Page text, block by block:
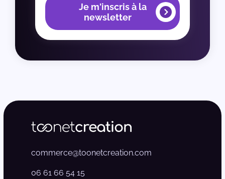
Je m'inscris à la
newsletter
commerce@toonetcreation.com
06 61 66 54 15